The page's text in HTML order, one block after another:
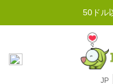
50ドル
JP